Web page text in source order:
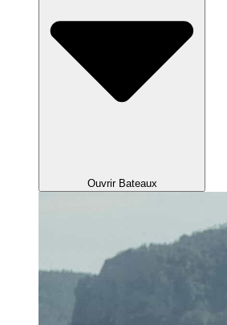
Ouvrir Bateaux